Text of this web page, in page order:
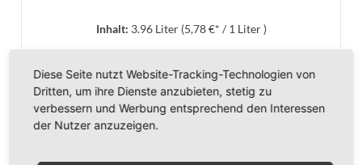
Inhalt: 3.96 Liter (5,78 €* / 1 Liter )
zzgl. 1,80 € Pfand
Diese Seite nutzt Website-Tracking-Technologien von
Dritten, um ihre Dienste anzubieten, stetig zu
verbessern und Werbung entsprechend den Interessen
der Nutzer anzuzeigen.